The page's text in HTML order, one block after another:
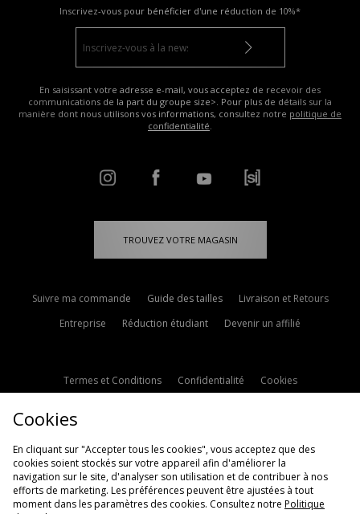
Inscrivez-vous pour bénéficier d'une réduction de 10%*
En saisissant votre adresse e-mail, vous acceptez de recevoir des
communications de la part du groupe size>. Pour plus de détails sur la
manière dont nous utilisons vos informations, consultez notre politique de
confidentialité.
TROUVEZ VOTRE MAGASIN
Suivre ma commande Guide des tailles
Livraison et Retours
Entreprise
Réduction étudiant Devenir un affilié
Termes et Conditions Confidentialité
Cookies
Politique d'avis en ligne
Cookies
En cliquant sur "Accepter tous les cookies", vous acceptez que des
cookies soient stockés sur votre appareil afin d'améliorer la
navigation sur le site, d'analyser son utilisation et de contribuer à nos
efforts de marketing. Les préférences peuvent être ajustées à tout
moment dans les paramètres des cookies. Consultez notre Politique